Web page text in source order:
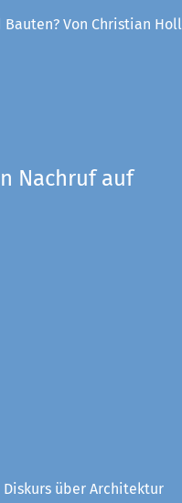
Von Christian Holl
Nachruf auf
über Architektur